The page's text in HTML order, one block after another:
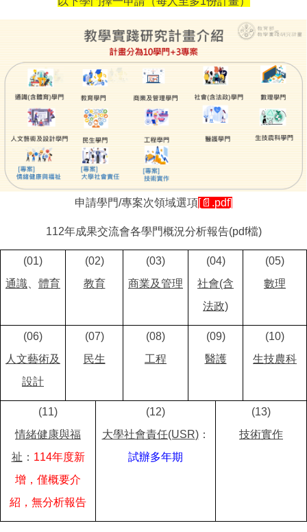
申請學門/專案次領域選項[📄.pdf]
112年成果交流會各學門概況分析報告(pdf檔)
(01)
通識
體育
(02)
教育
(03)
商業及管理
(04)
社會(含
法政)
(05)
數理
(06)
人文藝術及
設計
(07)
民生
(08)
工程
(09)
醫護
(10)
生技農科
(11)
情緒健康與福
祉 ： 114年度新
增，僅概要介
紹，無分析報告
(12)
大學社會責任(USR)：
試辦多年期
(13)
技術實作